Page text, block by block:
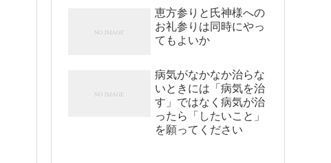
恵方参りと氏神様への
お礼参りは同時にやっ
てもよいか
病気がなかなか治らな
いときには「病気を治
す」ではなく病気が治
ったら「したいこと」
を願ってください